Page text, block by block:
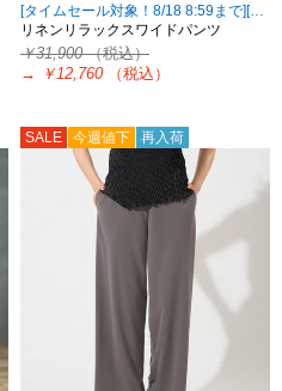
[タイムセール対象！8/18 8:59まで][2点10%OFF対象！8/21 8:59まで 対象ブランド限定]
リネンリラックスワイドパンツ
￥31,900（税込）
→
￥12,760 （税込）
SALE 今週値下 再入荷